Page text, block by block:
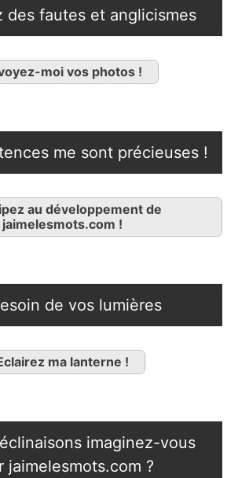
des fautes et anglicismes
moi vos photos !
me sont précieuses !
au développement de
jaimelesmots.com !
de vos lumières
ma lanterne !
imaginez-vous
jaimelesmots.com ?